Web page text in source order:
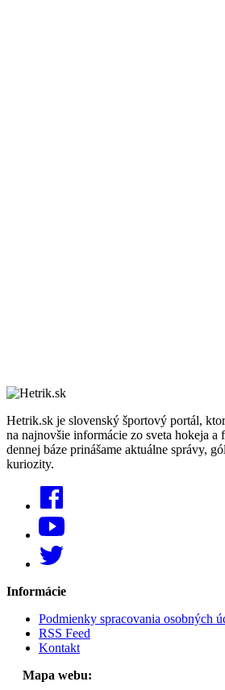
Hetrik.sk je slovenský športový portál,
na najnovšie informácie zo sveta hokeja a
dennej báze prinášame aktuálne správy,
kuriozity.
Informácie
Podmienky spracovania osobných
RSS Feed
Kontakt
Mapa webu: